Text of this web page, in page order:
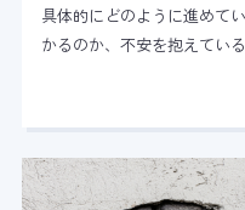
具体的にどのように進めて
かるのか、不安を抱えてい